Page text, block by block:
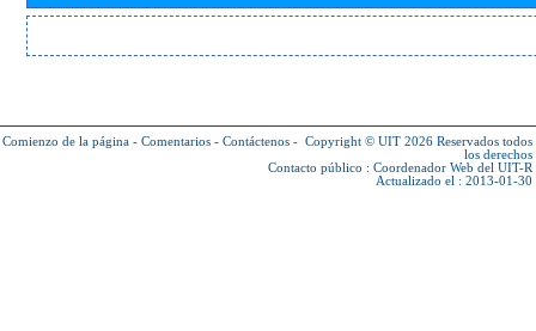
Comienzo de la página - Comentarios - Contáctenos - Copyright © UIT 2026 Reservados todos
los derechos
Contacto público : Coordenador Web del UIT-R
Actualizado el : 2013-01-30